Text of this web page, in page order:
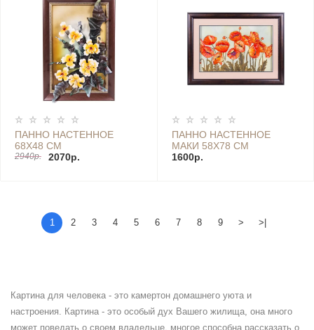
ПАННО НАСТЕННОЕ
68Х48 СМ
2940р. 2070р.
ПАННО НАСТЕННОЕ
МАКИ 58Х78 СМ
1600р.
1 2 3 4 5 6 7 8 9 > >|
Картина для человека - это камертон домашнего уюта и
настроения. Картина - это особый дух Вашего жилища, она много
может поведать о своем владельце, многое способна рассказать о